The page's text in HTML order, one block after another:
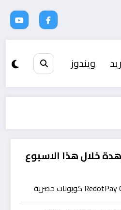
ويندوز
خلال هذا الاسبوع